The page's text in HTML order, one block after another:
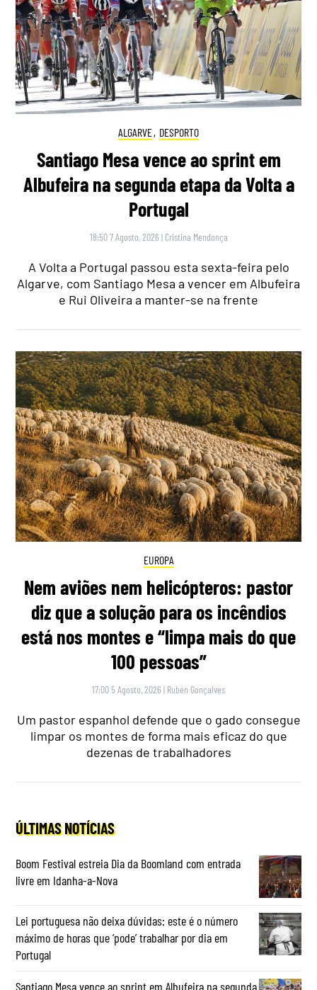
ALGARVE, DESPORTO
Santiago Mesa vence ao sprint em
Albufeira na segunda etapa da Volta a
Portugal
18:50 7 Agosto, 2026 | Cristina Mendonça
A Volta a Portugal passou esta sexta-feira pelo
Algarve, com Santiago Mesa a vencer em Albufeira
e Rui Oliveira a manter-se na frente
EUROPA
Nem aviões nem helicópteros: pastor
diz que a solução para os incêndios
está nos montes e “limpa mais do que
100 pessoas”
17:00 5 Agosto, 2026 | Rubén Gonçalves
Um pastor espanhol defende que o gado consegue
limpar os montes de forma mais eficaz do que
dezenas de trabalhadores
ÚLTIMAS NOTÍCIAS
Boom Festival estreia Dia da Boomland com entrada
livre em Idanha-a-Nova
Lei portuguesa não deixa dúvidas: este é o número
máximo de horas que ‘pode’ trabalhar por dia em
Portugal
Santiago Mesa vence ao sprint em Albufeira na segunda